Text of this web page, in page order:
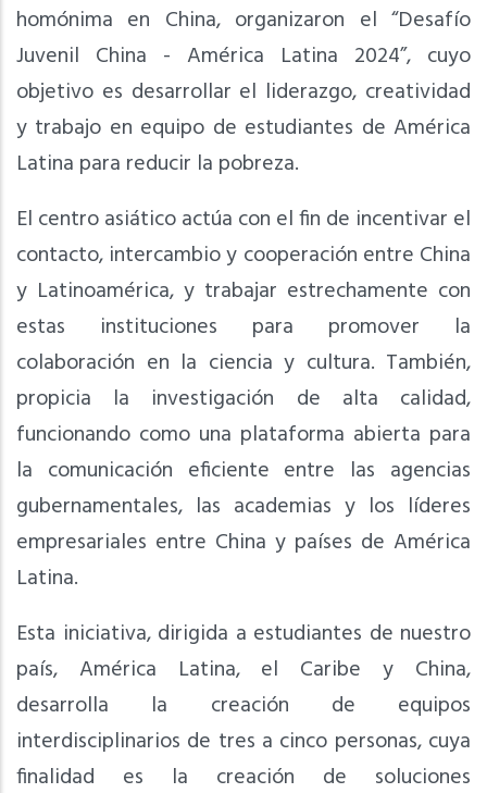
homónima en China, organizaron el “Desafío
Juvenil China - América Latina 2024”, cuyo
objetivo es desarrollar el liderazgo, creatividad
y trabajo en equipo de estudiantes de América
Latina para reducir la pobreza.
El centro asiático actúa con el fin de incentivar el
contacto, intercambio y cooperación entre China
y Latinoamérica, y trabajar estrechamente con
estas instituciones para promover la
colaboración en la ciencia y cultura. También,
propicia la investigación de alta calidad,
funcionando como una plataforma abierta para
la comunicación eficiente entre las agencias
gubernamentales, las academias y los líderes
empresariales entre China y países de América
Latina.
Esta iniciativa, dirigida a estudiantes de nuestro
país, América Latina, el Caribe y China,
desarrolla la creación de equipos
interdisciplinarios de tres a cinco personas, cuya
finalidad es la creación de soluciones